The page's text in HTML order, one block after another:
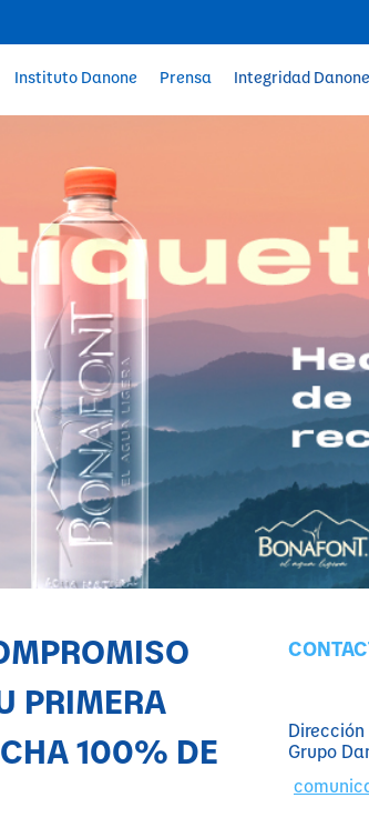
Instituto Danone Prensa Integridad Danone
PRIMERA
100% DE
Grupo